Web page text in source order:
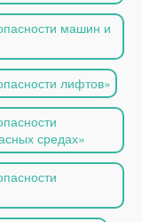
машин и
лифтов»
средах»